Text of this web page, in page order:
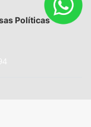
Políticas